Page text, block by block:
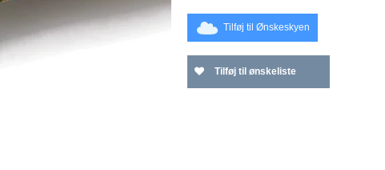
Tilføj til Ønskeskyen
Tilføj til ønskeliste